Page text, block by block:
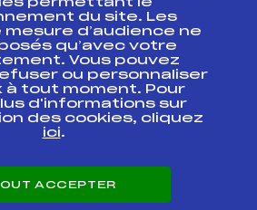
fédéral
fédéral
Formation, Suivi
professionnel
permettant le
du site. Les
mesure d’audience ne
qu’avec votre
Vous pouvez
ou personnaliser
à tout moment. Pour
d'informations sur
des cookies, cliquez
ici.
ACCEPTER